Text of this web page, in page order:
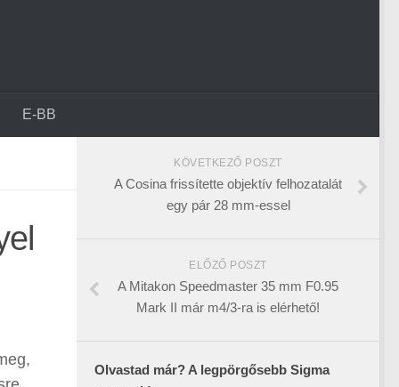
E-BB
KÖVETKEZŐ POSZT
A Cosina frissítette objektív felhozatalát
egy pár 28 mm-essel
ELŐZŐ POSZT
A Mitakon Speedmaster 35 mm F0.95
Mark II már m4/3-ra is elérhető!
Olvastad már? A legpörgősebb Sigma